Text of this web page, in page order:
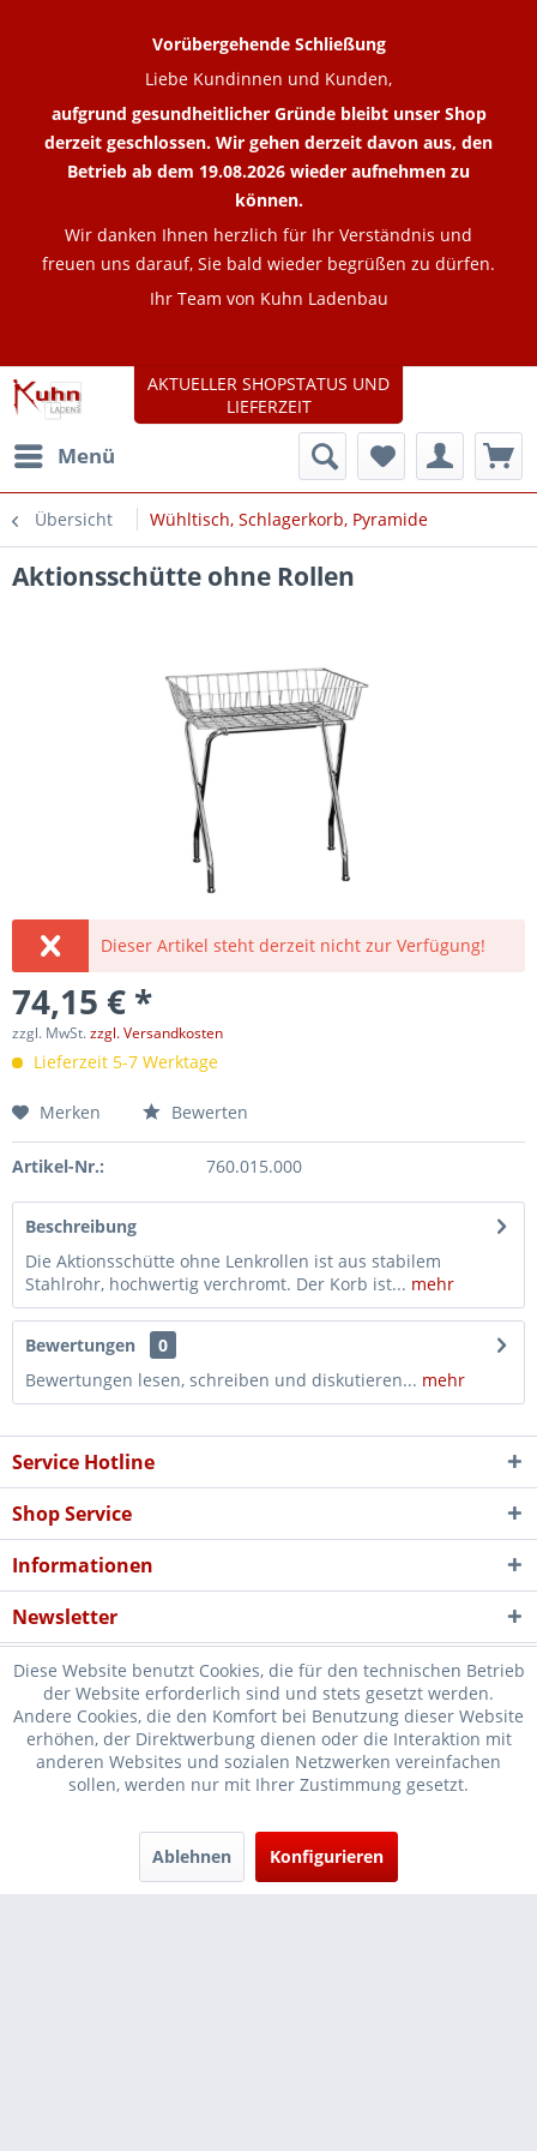
Menü
Übersicht Wühltisch, Schlagerkorb, Pyramide
Aktionsschütte ohne Rollen
Dieser Artikel steht derzeit nicht zur Verfügung!
74,15 € *
zzgl. MwSt.zzgl. Versandkosten
Lieferzeit 5-7 Werktage
Merken Bewerten
Artikel-Nr.: 760.015.000
Beschreibung
Die Aktionsschütte ohne Lenkrollen ist aus stabilem
Stahlrohr, hochwertig verchromt. Der Korb ist... mehr
Bewertungen
0
Bewertungen lesen, schreiben und diskutieren... mehr
AKTUELLER SHOPSTATUS UND
LIEFERZEIT
Vorübergehende Schließung
Liebe Kundinnen und Kunden,
aufgrund gesundheitlicher Gründe bleibt unser Shop
derzeit geschlossen. Wir gehen derzeit davon aus, den
Betrieb ab dem 19.08.2026 wieder aufnehmen zu
können.
Wir danken Ihnen herzlich für Ihr Verständnis und
freuen uns darauf, Sie bald wieder begrüßen zu dürfen.
Ihr Team von Kuhn Ladenbau
Service Hotline
Shop Service
Informationen
Newsletter
* Verkauf nur an Unternehmer, Gewerbetreibende, Freiberufler und
öffentliche Institutionen, daher verstehen sich alle Preise zzgl.
nicht anders beschrieben
Diese Website benutzt Cookies, die für den technischen Betrieb
der Website erforderlich sind und stets gesetzt werden.
Andere Cookies, die den Komfort bei Benutzung dieser Website
erhöhen, der Direktwerbung dienen oder die Interaktion mit
anderen Websites und sozialen Netzwerken vereinfachen
sollen, werden nur mit Ihrer Zustimmung gesetzt.
Ablehnen Konfigurieren